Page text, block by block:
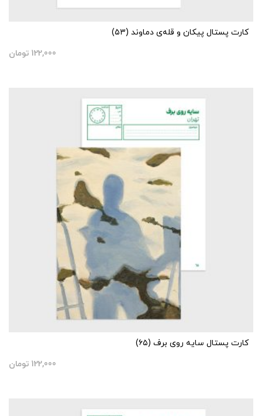
کارت پستال پیکان و قله‌ی دماوند (۵۳)
122,000 تومان
کارت پستال سایه روی برف (۶۵)
122,000 تومان